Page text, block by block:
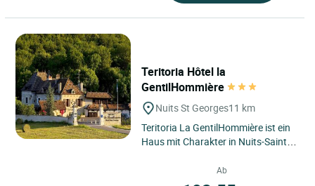
Teritoria Hôtel la
GentilHommière
Nuits St Georges11 km
Teritoria La GentilHommière ist ein
Haus mit Charakter in Nuits-Saint-
Bourgogne–Franche-Comté,...
Ab